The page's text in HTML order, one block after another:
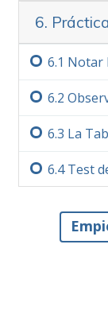
6.
Notar
La
6.‏4Test